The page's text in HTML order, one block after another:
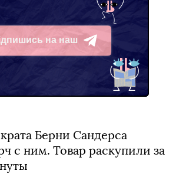
на наш
Берни Сандерса
с ним. Товар раскупили за